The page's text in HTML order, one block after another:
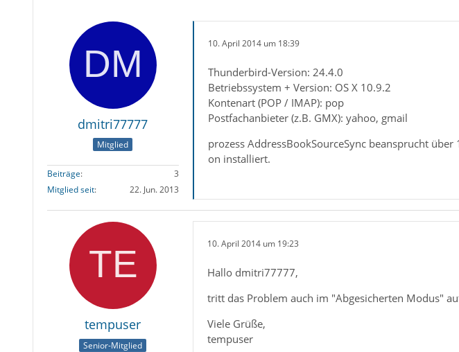
dmitri77777
Mitglied
Beiträge
3
Mitglied seit
22. Jun. 2013
10. April 2014 um 18:39
Thunderbird-Version: 24.4.0
Betriebssystem + Version: OS X 10.9.2
Kontenart (POP / IMAP): pop
Postfachanbieter (z.B. GMX): yahoo, gmail
prozess AddressBookSourceSync beansprucht
on installiert.
tempuser
Senior-Mitglied
10. April 2014 um 19:23
Hallo dmitri77777,
tritt das Problem auch im "Abgesicherten Modus"
Viele Grüße,
tempuser